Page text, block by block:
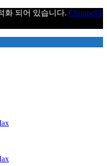
화 되어 있습니다. Chrome다